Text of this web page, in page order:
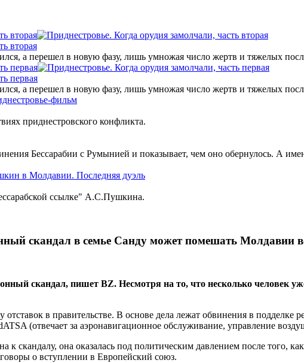
вторая
вторая
а перешел в новую фазу, лишь умножая число жертв и тяжелых
первая
первая
а перешел в новую фазу, лишь умножая число жертв и тяжелых
приднестровского конфликта.
Бессарабии с Румынией и показывает, чем оно обернулось. А
ссылке" А.С.Пушкина.
скандал в семье Санду может помешать Молдавии
скандал, пишет BZ. Несмотря на то, что несколько человек
в правительстве. В основе дела лежат обвинения в подделке
(отвечает за аэронавигационное обслуживание, управление
скандалу, она оказалась под политическим давлением после того,
о вступлении в Европейский союз.